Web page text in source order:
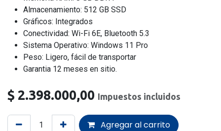
Almacenamiento: 512 GB SSD
Gráficos: Integrados
Conectividad: Wi-Fi 6E, Bluetooth 5.3
Sistema Operativo: Windows 11 Pro
Peso: Ligero, fácil de transportar
Garantia 12 meses en sitio.
$ 2.398.000,00 Impuestos incluidos
Agregar al carrito